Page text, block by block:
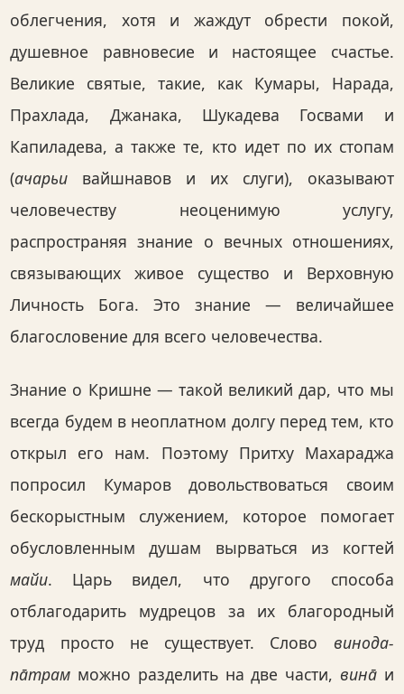
облегчения, хотя и жаждут обрести покой,
душевное равновесие и настоящее счастье.
Великие святые, такие, как Кумары, Нарада,
Прахлада, Джанака, Шукадева Госвами и
Капиладева, а также те, кто идет по их стопам
(ачарьи вайшнавов и их слуги), оказывают
человечеству неоценимую услугу,
распространяя знание о вечных отношениях,
связывающих живое существо и Верховную
Личность Бога. Это знание — величайшее
благословение для всего человечества.
Знание о Кришне — такой великий дар, что мы
всегда будем в неоплатном долгу перед тем, кто
открыл его нам. Поэтому Притху Махараджа
попросил Кумаров довольствоваться своим
бескорыстным служением, которое помогает
обусловленным душам вырваться из когтей
майи. Царь видел, что другого способа
отблагодарить мудрецов за их благородный
труд просто не существует. Слово винода-
па̄трам можно разделить на две части, вина̄ и